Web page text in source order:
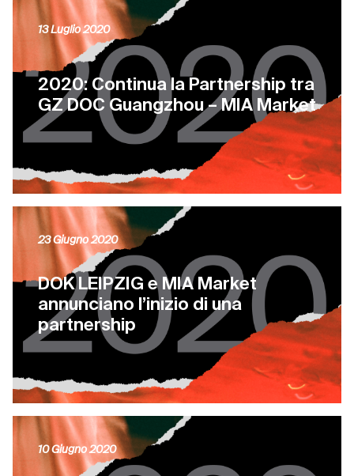
2020: Continua la Partnership tra
GZ DOC Guangzhou – MIA Market
13 Luglio 2020
DOK LEIPZIG e MIA Market
annunciano l’inizio di una
partnership
23 Giugno 2020
10 Giugno 2020